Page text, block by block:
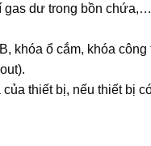
gas dư trong bồn chứa,…
khóa ổ cắm, khóa
thiết bị, nếu thiết bị